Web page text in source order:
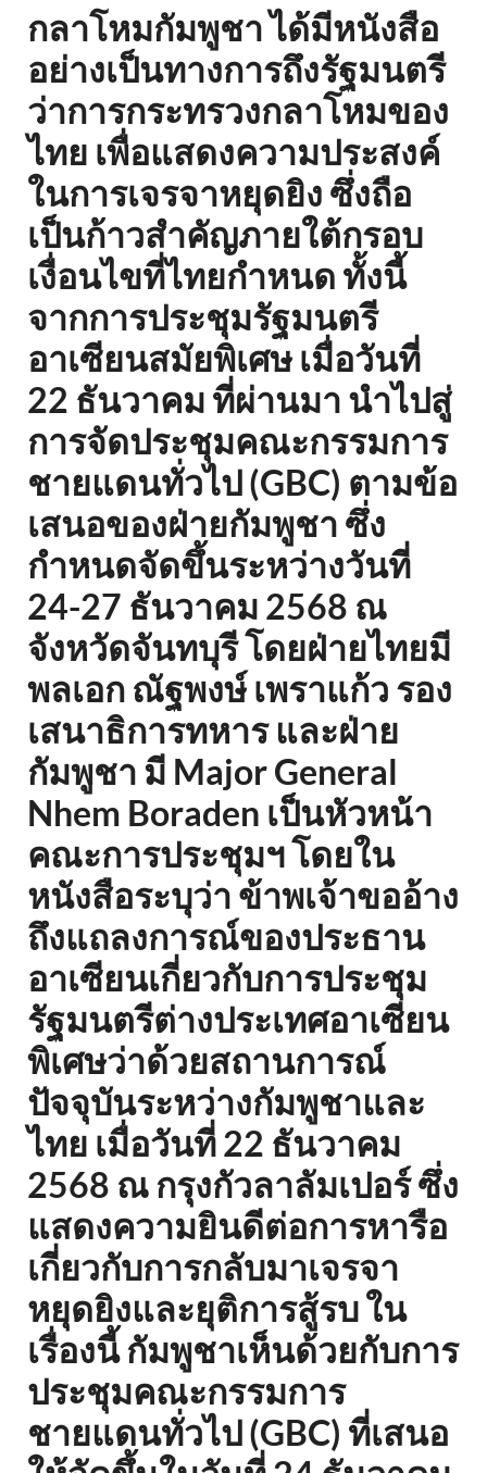
กลาโหมกัมพูชา ได้มีหนังสือ
อย่างเป็นทางการถึงรัฐมนตรี
ว่าการกระทรวงกลาโหมของ
ไทย เพื่อแสดงความประสงค์
ในการเจรจาหยุดยิง ซึ่งถือ
เป็นก้าวสำคัญภายใต้กรอบ
เงื่อนไขที่ไทยกำหนด ทั้งนี้
จากการประชุมรัฐมนตรี
อาเซียนสมัยพิเศษ เมื่อวันที่
22 ธันวาคม ที่ผ่านมา นำไปสู่
การจัดประชุมคณะกรรมการ
ชายแดนทั่วไป (GBC) ตามข้อ
เสนอของฝ่ายกัมพูชา ซึ่ง
กำหนดจัดขึ้นระหว่างวันที่
24-27 ธันวาคม 2568 ณ
จังหวัดจันทบุรี โดยฝ่ายไทยมี
พลเอก ณัฐพงษ์ เพราแก้ว รอง
เสนาธิการทหาร และฝ่าย
กัมพูชา มี Major General
Nhem Boraden เป็นหัวหน้า
คณะการประชุมฯ โดยใน
หนังสือระบุว่า ข้าพเจ้าขออ้าง
ถึงแถลงการณ์ของประธาน
อาเซียนเกี่ยวกับการประชุม
รัฐมนตรีต่างประเทศอาเซียน
พิเศษว่าด้วยสถานการณ์
ปัจจุบันระหว่างกัมพูชาและ
ไทย เมื่อวันที่ 22 ธันวาคม
2568 ณ กรุงกัวลาลัมเปอร์ ซึ่ง
แสดงความยินดีต่อการหารือ
เกี่ยวกับการกลับมาเจรจา
หยุดยิงและยุติการสู้รบ ใน
เรื่องนี้ กัมพูชาเห็นด้วยกับการ
ประชุมคณะกรรมการ
ชายแดนทั่วไป (GBC) ที่เสนอ